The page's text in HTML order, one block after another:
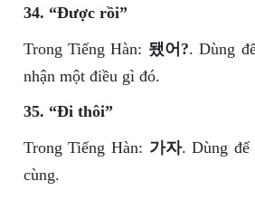
34. “Được rồi”
Trong Tiếng Hàn: 됐어?. Dùng
nhận một điều gì đó.
35. “Đi thôi”
Trong Tiếng Hàn: 가자. Dùng
cùng.